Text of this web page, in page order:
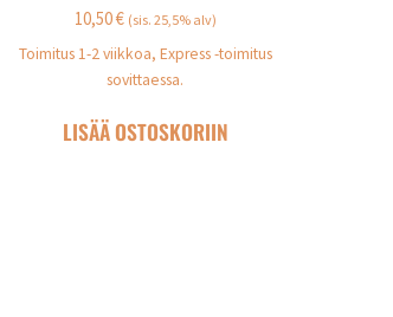
10,50€ (sis. 25,5% alv)
Toimitus 1-2 viikkoa, Express -toimitus
sovittaessa.
LISÄÄ OSTOSKORIIN